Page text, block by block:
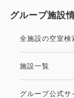
分証明書のご提
グループ施設
全施設の空室検
施設一覧
グループ公式サ